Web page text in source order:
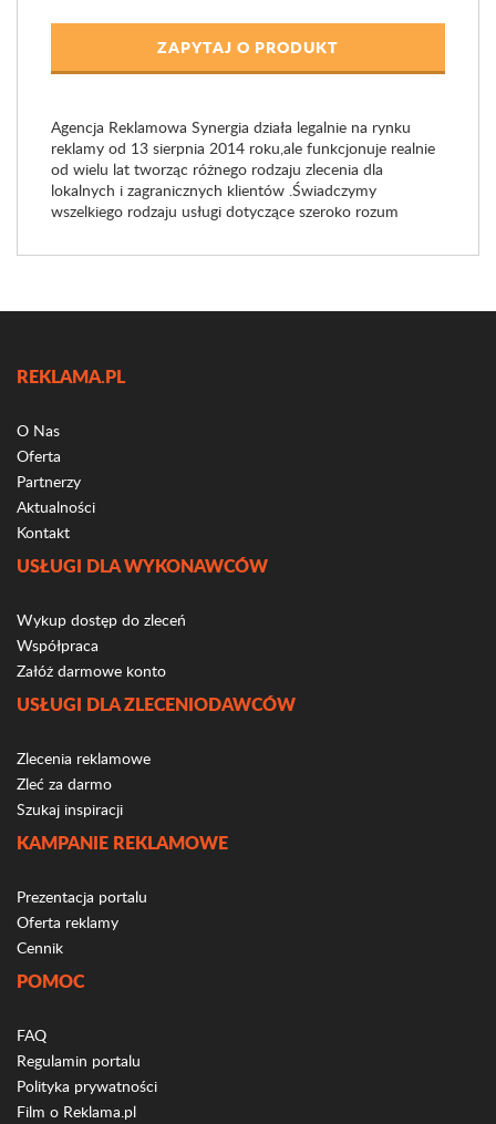
ZAPYTAJ O PRODUKT
Agencja Reklamowa Synergia działa legalnie na rynku
reklamy od 13 sierpnia 2014 roku,ale funkcjonuje realnie
od wielu lat tworząc różnego rodzaju zlecenia dla
lokalnych i zagranicznych klientów .Świadczymy
wszelkiego rodzaju usługi dotyczące szeroko rozum
REKLAMA.PL
O Nas
Oferta
Partnerzy
Aktualności
Kontakt
USŁUGI DLA WYKONAWCÓW
Wykup dostęp do zleceń
Współpraca
Załóż darmowe konto
USŁUGI DLA ZLECENIODAWCÓW
Zlecenia reklamowe
Zleć za darmo
Szukaj inspiracji
KAMPANIE REKLAMOWE
Prezentacja portalu
Oferta reklamy
Cennik
POMOC
FAQ
Regulamin portalu
Polityka prywatności
Film o Reklama.pl